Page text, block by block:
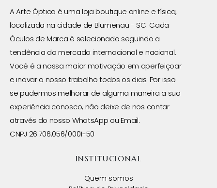
A Arte Óptica é uma loja boutique online e física,
localizada na cidade de Blumenau - SC. Cada
Óculos de Marca é selecionado seguindo a
tendência do mercado internacional e nacional.
Você é a nossa maior motivação em aperfeiçoar
e inovar o nosso trabalho todos os dias. Por isso
se pudermos melhorar de alguma maneira a sua
experiência conosco, não deixe de nos contar
através do nosso WhatsApp ou Email.
CNPJ 26.706.056/0001-50
INSTITUCIONAL
Quem somos